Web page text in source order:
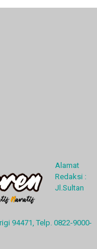
Alamat
Redaksi :
Jl.Sultan
94471, Telp. 0822-9000-